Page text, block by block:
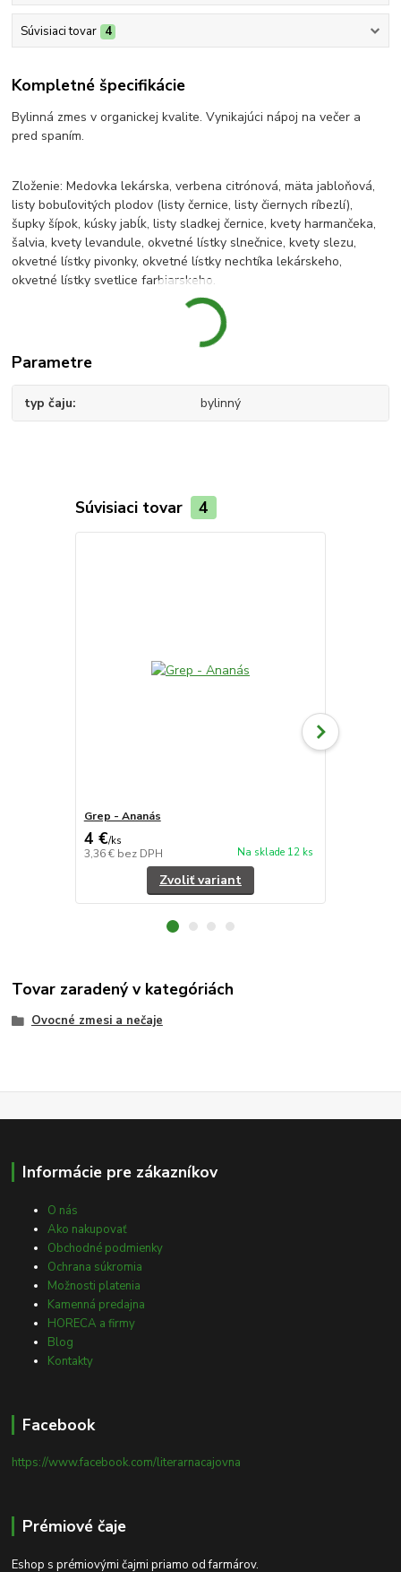
Súvisiaci tovar 4
Kompletné špecifikácie
Bylinná zmes v organickej kvalite. Vynikajúci nápoj na večer a
pred spaním.
Zloženie: Medovka lekárska, verbena citrónová, mäta jabloňová,
listy bobuľovitých plodov (listy černice, listy čiernych ríbezlí),
šupky šípok, kúsky jabĺk, listy sladkej černice, kvety harmančeka,
šalvia, kvety levandule, okvetné lístky slnečnice, kvety slezu,
okvetné lístky pivonky, okvetné lístky nechtíka lekárskeho,
okvetné lístky svetlice farbiarskeho.
Parametre
typ čaju bylinný
Súvisiaci tovar 4
Grep - Ananás
4 €/ks
3,36 € bez DPH Na sklade 12 ks
Zvoliť variant
Tovar zaradený v kategóriách
Ovocné zmesi a nečaje
Informácie pre zákazníkov
O nás
Ako nakupovať
Obchodné podmienky
Ochrana súkromia
Možnosti platenia
Kamenná predajna
HORECA a firmy
Blog
Kontakty
Facebook
https://www.facebook.com/literarnacajovna
Prémiové čaje
Eshop s prémiovými čajmi priamo od farmárov.